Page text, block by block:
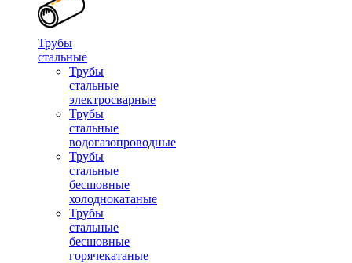
Трубы
стальные
Трубы
стальные
электросварные
Трубы
стальные
водогазопроводные
Трубы
стальные
бесшовные
холоднокатаные
Трубы
стальные
бесшовные
горячекатаные